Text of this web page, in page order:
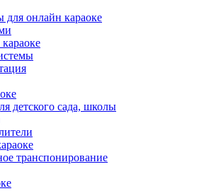
для онлайн караоке
детского сада, школы
транспонирование